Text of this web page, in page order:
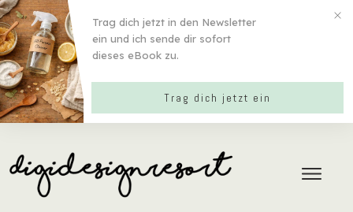
Trag dich jetzt in den Newsletter
ein und ich sende dir sofort
dieses eBook zu.
Trag dich jetzt ein